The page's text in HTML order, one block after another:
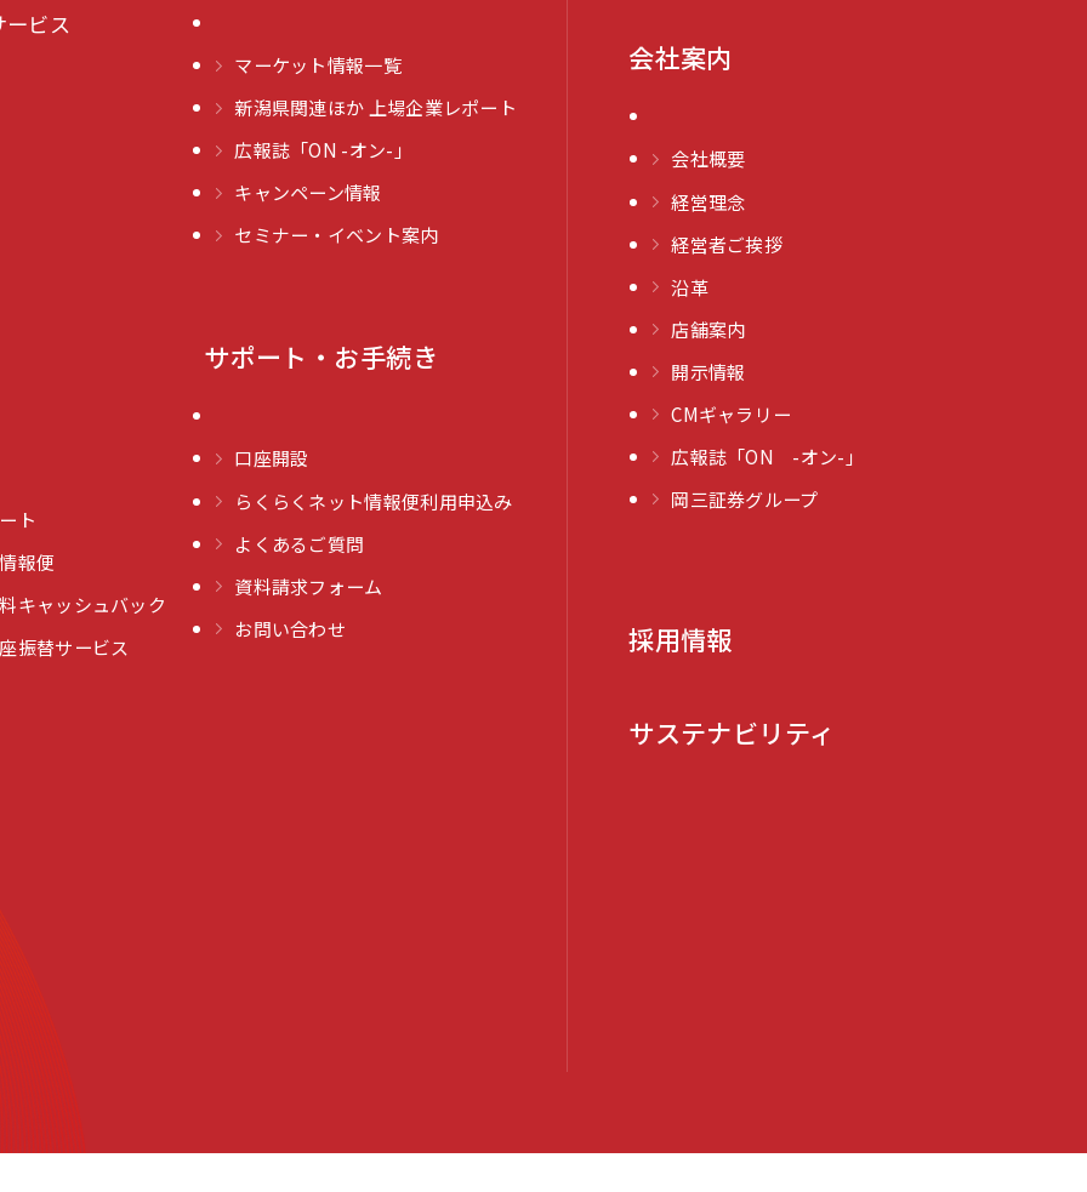
ビス
ト
報便
キャッシュバック
振替サービス
マーケット情報一覧
新潟県関連ほか 上場企業レポート
広報誌「ON -オン-」
キャンペーン情報
セミナー・イベント案内
サポート・お手続き
口座開設
らくらくネット情報便利用申込み
よくあるご質問
資料請求フォーム
お問い合わせ
会社案内
会社概要
経営理念
経営者ご挨拶
沿革
店舗案内
開示情報
CMギャラリー
広報誌「ON -オン-」
岡三証券グループ
採用情報
サステナビリティ